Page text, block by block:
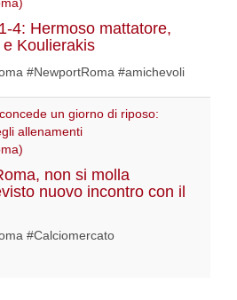
4: Hermoso mattatore,
Koulierakis
#NewportRoma #amichevoli
non si molla
nuovo incontro con il
#Calciomercato